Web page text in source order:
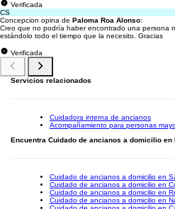
Verificada
CS
Concepcion opina de Paloma Roa Alonso:
Creo que no podría haber encontrado una persona
estándolo todo el tiempo que la necesito. Gracias
Verificada
Servicios relacionados
Cuidadora interna de ancianos
Acompañamiento para personas
Encuentra Cuidado de ancianos a domicilio
Cuidado de ancianos a domicilio en
Cuidado de ancianos a domicilio en
Cuidado de ancianos a domicilio en
Cuidado de ancianos a domicilio en